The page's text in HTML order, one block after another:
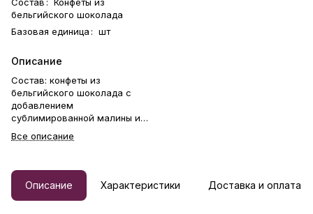
бельгийского шоколада
Базовая единица: шт
Описание
Состав: конфеты из
бельгийского шоколада с
добавлением
сублимированной малины и
Все описание
Описание Характеристики Доставка и оплата